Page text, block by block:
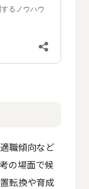
職傾向など
の場面で候
転換や育成